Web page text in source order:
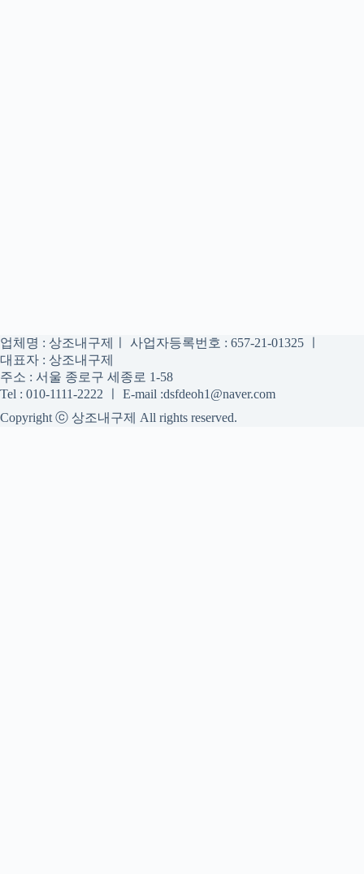
업체명 : 상조내구제ㅣ 사업자등록번호 : 657-21-01325 ㅣ
대표자 : 상조내구제
주소 : 서울 종로구 세종로 1-58
Tel : 010-1111-2222 ㅣ E-mail :dsfdeoh1@naver.com
Copyright ⓒ 상조내구제 All rights reserved.